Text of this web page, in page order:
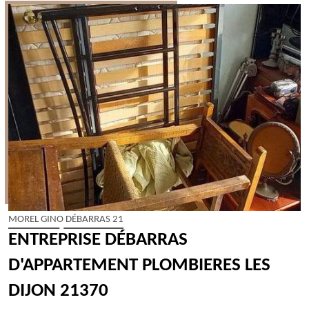
MOREL GINO DÉBARRAS 21
ENTREPRISE DÉBARRAS
D'APPARTEMENT PLOMBIERES LES
DIJON 21370